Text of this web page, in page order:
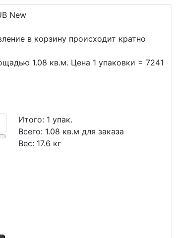
New
в корзину происходит кратно
1.08 кв.м. Цена 1 упаковки = 7241
Итого: 1 упак.
Всего: 1.08 кв.м для заказа
Вес: 17.6 кг